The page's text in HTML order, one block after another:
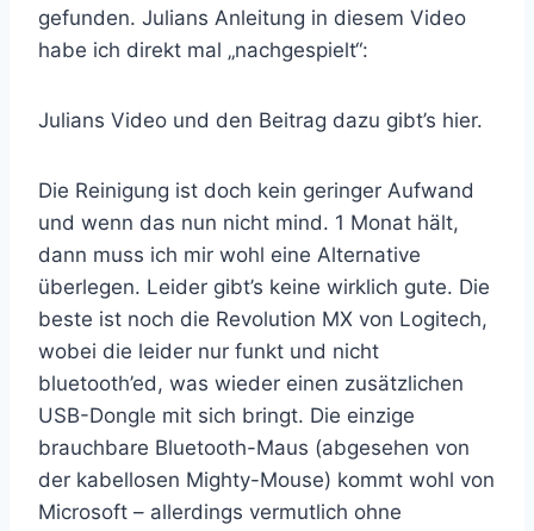
gefunden. Julians Anleitung in diesem Video
habe ich direkt mal „nachgespielt“:
Julians Video und den Beitrag dazu gibt’s hier.
Die Reinigung ist doch kein geringer Aufwand
und wenn das nun nicht mind. 1 Monat hält,
dann muss ich mir wohl eine Alternative
überlegen. Leider gibt’s keine wirklich gute. Die
beste ist noch die Revolution MX von Logitech,
wobei die leider nur funkt und nicht
bluetooth’ed, was wieder einen zusätzlichen
USB-Dongle mit sich bringt. Die einzige
brauchbare Bluetooth-Maus (abgesehen von
der kabellosen Mighty-Mouse) kommt wohl von
Microsoft – allerdings vermutlich ohne